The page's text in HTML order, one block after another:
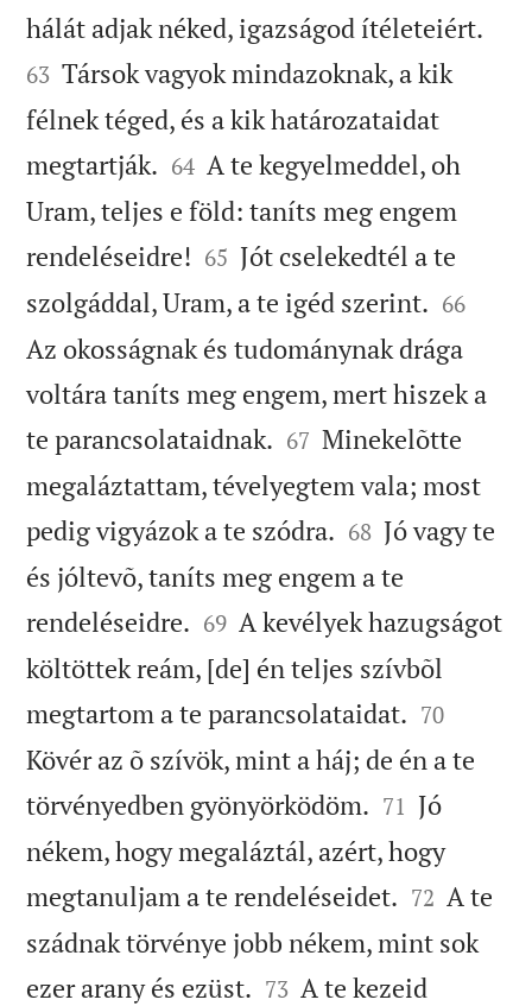
hálát adjak néked, igazságod ítéleteiért.
63 Társok vagyok mindazoknak, a kik
félnek téged, és a kik határozataidat
megtartják. 

64 A te kegyelmeddel, oh
Uram, teljes e föld: taníts meg engem
rendeléseidre! 

65 Jót cselekedtél a te
szolgáddal, Uram, a te igéd szerint. 

66
Az okosságnak és tudománynak drága
voltára taníts meg engem, mert hiszek a
te parancsolataidnak. 

67 Minekelõtte
megaláztattam, tévelyegtem vala; most
pedig vigyázok a te szódra. 

68 Jó vagy te
és jóltevõ, taníts meg engem a te
rendeléseidre. 

69 A kevélyek hazugságot
költöttek reám, [de] én teljes szívbõl
megtartom a te parancsolataidat. 

70
Kövér az õ szívök, mint a háj; de én a te
törvényedben gyönyörködöm. 

71 Jó
nékem, hogy megaláztál, azért, hogy
megtanuljam a te rendeléseidet. 

72 A te
szádnak törvénye jobb nékem, mint sok
ezer arany és ezüst. 

73 A te kezeid